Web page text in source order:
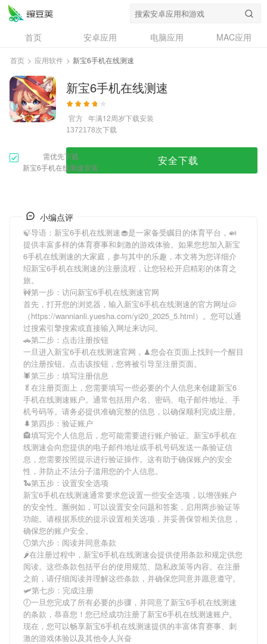
首页 安卓应用 电脑应用
MAC应用
资讯
专题
问答
首页 > 应用软件 > 新宝6手机在线测速
新宝6手机在线测速
官方 年满12周岁下载安装
1372178次下载
需优先下载
新宝6手机在线测速安装
安全下载
小编点评
🍃导语： 新宝6手机在线测速🧁是一家备受瞩目的体育平台，🍛
提供丰富多样的体育赛事和刺激的游戏体验。如果您想加入新宝
6手机在线测速的大家庭，参与其中的乐趣，本文将为您详细介
绍新宝6手机在线测速的注册流程，让您轻松开启精彩的体育之
旅。
🚧第一步：访问新宝6手机在线测速官网
首先，打开您的浏览器，输入新宝6手机在线测速的官方网址🐚
（https://wannianli.yuesha.com/yi20_2025_5.html）。您可以通
过搜索引擎搜索或直接输入网址来访问。
🚗第二步：点击注册按钮
一旦进入新宝6手机在线测速官网，♟您会在页面上找到一个醒目
的注册按钮。点击该按钮，您将被引导至注册页面。
🕷第三步：填写注册信息
🥬在注册页面上，您需要填写一些必要的个人信息来创建新宝6
手机在线测速账户。通常包括用户名、密码、电子邮件地址、手
机号码等。请务必提供准确完整的信息，以确保顺利完成注册。
🌲第四步：验证账户
🏤填写完个人信息后，您可能需要进行账户验证。 新宝6手机在
线测速会向您提供的电子邮件地址或手机号码发送一条验证信
息，您需要按照提示进行验证操作。这有助于确保账户的安全
性，并防止不法分子滥用您的个人信息。
🐍第五步：设置安全选项
新宝6手机在线测速通常要求您设置一些安全选项，以增强账户
的安全性。🈚例如，可以设置安全问题和答案，启用两步验证等
功能。请根据系统的提示设置相关选项，并妥善保管相关信息，
确保您的账户安全。
🕔第六步：阅读并同意条款
🌶在注册过程中， 新宝6手机在线测速会提供使用条款和规定供您
阅读。这些条款包括平台的使用规范、隐私政策等内容。在注册
之前，请仔细阅读并理解这些条款，并确保您同意并愿意遵守。
🛩第七步：完成注册
🕖一旦您完成了所有必要的步骤，并同意了新宝6手机在线测速
的条款，恭喜您！您已经成功注册了新宝6手机在线测速账户。
现在，您可以畅享新宝6手机在线测速提供的丰富体育赛事、刺
激的游戏体验以及其他令人兴奋